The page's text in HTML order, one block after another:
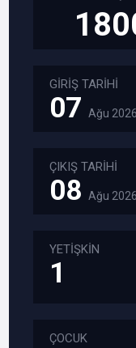
GİRİŞ TARİHİ
07 Ağu 2026
ÇIKIŞ TARİHİ
08 Ağu 2026
YETİŞKİN
ÇOCUK